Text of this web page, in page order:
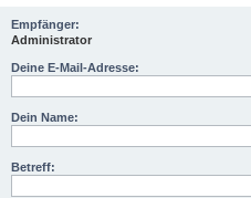
Empfänger:
Administrator
Deine E-Mail-Adresse:
Dein Name:
Betreff: